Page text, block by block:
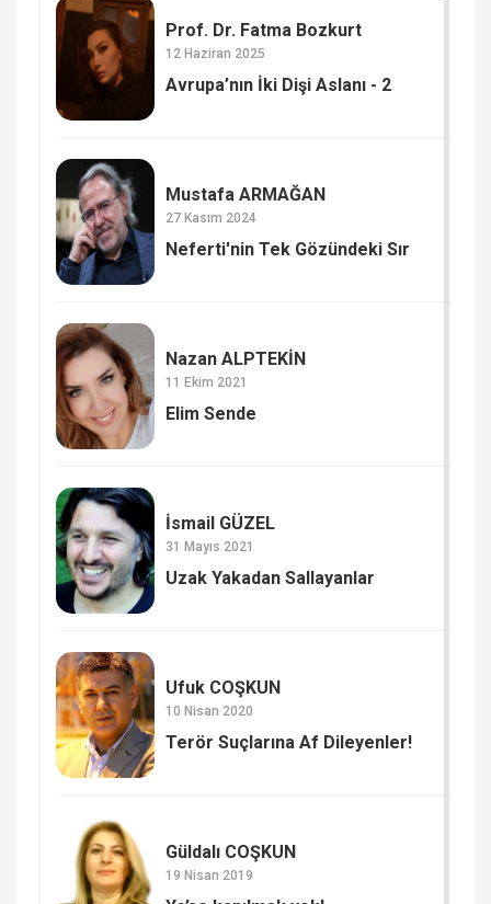
Prof. Dr. Fatma Bozkurt
12 Haziran 2025
Avrupa’nın İki Dişi Aslanı - 2
Mustafa ARMAĞAN
27 Kasım 2024
Neferti'nin Tek Gözündeki Sır
Nazan ALPTEKİN
11 Ekim 2021
Elim Sende
İsmail GÜZEL
31 Mayıs 2021
Uzak Yakadan Sallayanlar
Ufuk COŞKUN
10 Nisan 2020
Terör Suçlarına Af Dileyenler!
Güldalı COŞKUN
19 Nisan 2019